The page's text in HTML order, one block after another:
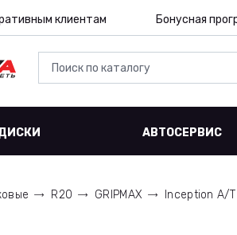
клиентам Бонусная
АВТОСЕРВИС
R20 GRIPMAX Inception A/T